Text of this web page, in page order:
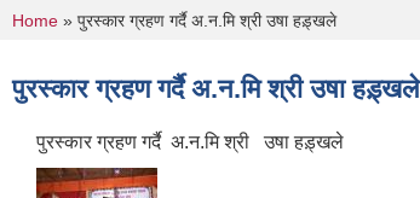
You are here
Home » पुरस्कार ग्रहण गर्दै अ.न.मि श्री उषा हड़्खले
पुरस्कार ग्रहण गर्दै अ.न.मि श्री उषा हड़्खले
पुरस्कार ग्रहण गर्दै अ.न.मि श्री उषा हड़्खले